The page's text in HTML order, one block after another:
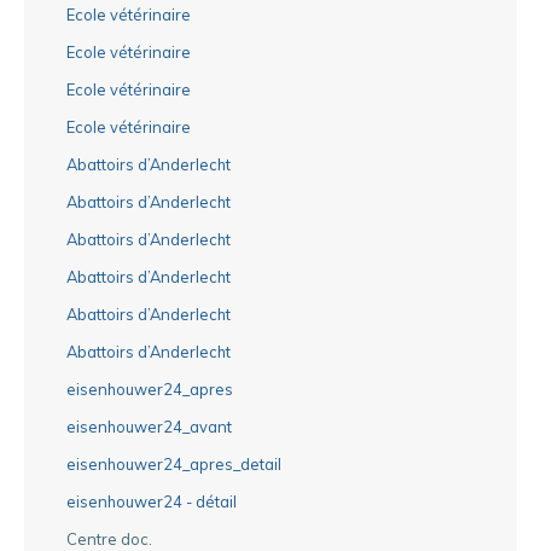
Ecole vétérinaire
Ecole vétérinaire
Ecole vétérinaire
Ecole vétérinaire
Abattoirs d’Anderlecht
Abattoirs d’Anderlecht
Abattoirs d’Anderlecht
Abattoirs d’Anderlecht
Abattoirs d’Anderlecht
Abattoirs d’Anderlecht
eisenhouwer24_apres
eisenhouwer24_avant
eisenhouwer24_apres_detail
eisenhouwer24 - détail
Centre doc.